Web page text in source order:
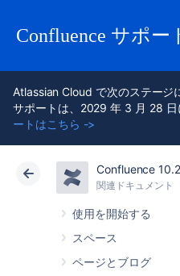
Confluence サポー
Atlassian Cloud で次のステー
サポートは、2029 年 3 月 28 日
ートはこちら ->
Confluence
関連ドキュメント
使用を開始する
スペース
ページとブログ
アトラシアン サポート
クラウド Data